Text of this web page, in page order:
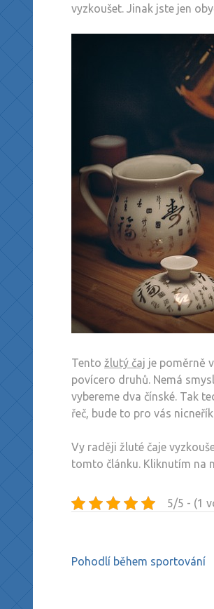
vyzkoušet. Jinak jste jen
Tento žlutý čaj je poměrně
povícero druhů. Nemá
vybereme dva čínské. Tak
řeč, bude to pro vás
Vy raději žluté čaje
tomto článku. Kliknutím na
5/5 - (1
Navigace
Pohodlí během sportování